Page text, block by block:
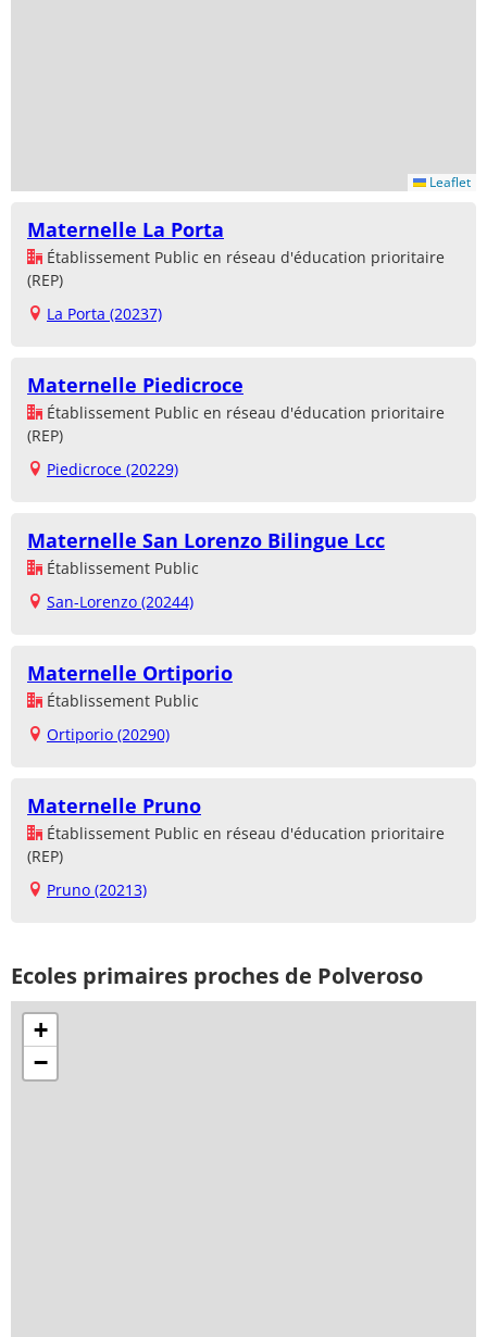
Leaflet
Maternelle La Porta
Établissement Public en réseau d'éducation prioritaire
(REP)
La Porta (20237)
Maternelle Piedicroce
Établissement Public en réseau d'éducation prioritaire
(REP)
Piedicroce (20229)
Maternelle San Lorenzo Bilingue Lcc
Établissement Public
San-Lorenzo (20244)
Maternelle Ortiporio
Établissement Public
Ortiporio (20290)
Maternelle Pruno
Établissement Public en réseau d'éducation prioritaire
(REP)
Pruno (20213)
Ecoles primaires proches de Polveroso
+
−